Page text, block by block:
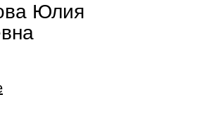
Юлия